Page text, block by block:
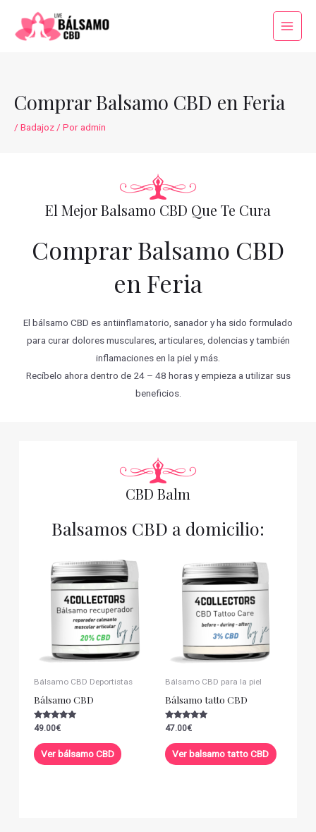
contenido
Main
Comprar Balsamo CBD en Feria
/ Badajoz / Poradmin
El Mejor Balsamo CBD Que Te Cura
Comprar Balsamo CBD
en Feria
El bálsamo CBD es antiinflamatorio, sanador y ha sido formulado
para curar dolores musculares, articulares, dolencias y también
inflamaciones en la piel y más.
Recíbelo ahora dentro de 24 – 48 horas y empieza a utilizar sus
beneficios.
CBD Balm
Balsamos CBD a domicilio:
Bálsamo CBD Deportistas
Bálsamo CBD
Valorado con
de 5
49.00€
Ver bálsamo CBD
Bálsamo CBD para la piel
Bálsamo tatto CBD
Valorado con
de 5
47.00€
Ver balsamo tatto CBD